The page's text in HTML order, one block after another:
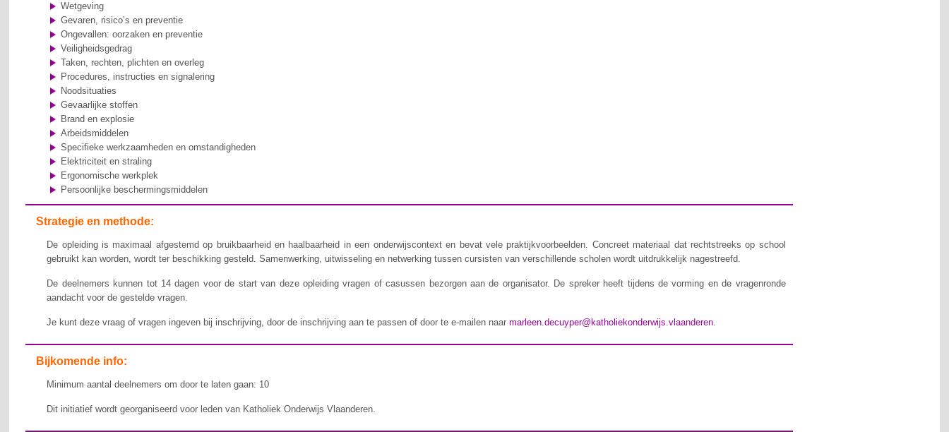
Wetgeving
Gevaren, risico’s en preventie
Ongevallen: oorzaken en preventie
Veiligheidsgedrag
Taken, rechten, plichten en overleg
Procedures, instructies en signalering
Noodsituaties
Gevaarlijke stoffen
Brand en explosie
Arbeidsmiddelen
Specifieke werkzaamheden en omstandigheden
Elektriciteit en straling
Ergonomische werkplek
Persoonlijke beschermingsmiddelen
Strategie en methode:
De opleiding is maximaal afgestemd op bruikbaarheid en haalbaarheid in een onderwijscontext en bevat vele praktijkvoorbeelden. Concreet materiaal dat rechtstreeks op school
gebruikt kan worden, wordt ter beschikking gesteld. Samenwerking, uitwisseling en netwerking tussen cursisten van verschillende scholen wordt uitdrukkelijk nagestreefd.
De deelnemers kunnen tot 14 dagen voor de start van deze opleiding vragen of casussen bezorgen aan de organisator. De spreker heeft tijdens de vorming en de vragenronde
aandacht voor de gestelde vragen.
Je kunt deze vraag of vragen ingeven bij inschrijving, door de inschrijving aan te passen of door te e-mailen naarmarleen.decuyper@katholiekonderwijs.vlaanderen.
Bijkomende info:
Minimum aantal deelnemers om door te laten gaan: 10
Dit initiatief wordt georganiseerd voor leden van Katholiek Onderwijs Vlaanderen.